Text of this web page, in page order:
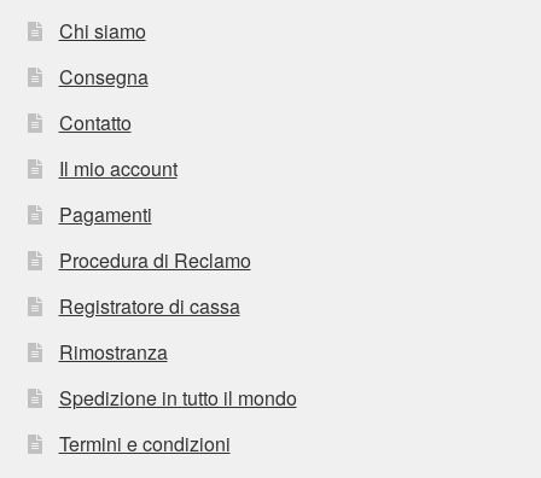
Chi siamo
Consegna
Contatto
Il mio account
Pagamenti
Procedura di Reclamo
Registratore di cassa
Rimostranza
Spedizione in tutto il mondo
Termini e condizioni